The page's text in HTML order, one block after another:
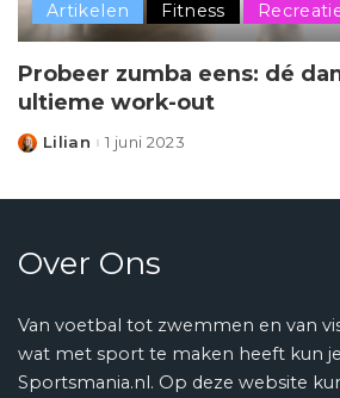
Artikelen Fitness
Probeer zumba eens: dé
ultieme work-out
Posted
Lilian 1 juni 2023
Over Ons
Van voetbal tot zwemmen en van
wat met sport te maken heeft kun
Sportsmania.nl. Op deze website